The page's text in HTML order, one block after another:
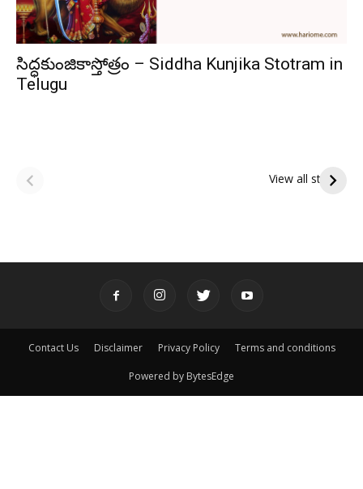
సిద్ధకుంజికాస్తోత్రం – Siddha Kunjika Stotram in
Telugu
View all stories
పితృదేవతల ఆశీర్వాదం
పొందే పవిత్ర రోజు
ఇంద్రకీలాద్రి గిరి ప్రదక్షిణ
Contact Us Disclaimer Privacy Policy Terms and conditions
Powered by BytesEdge